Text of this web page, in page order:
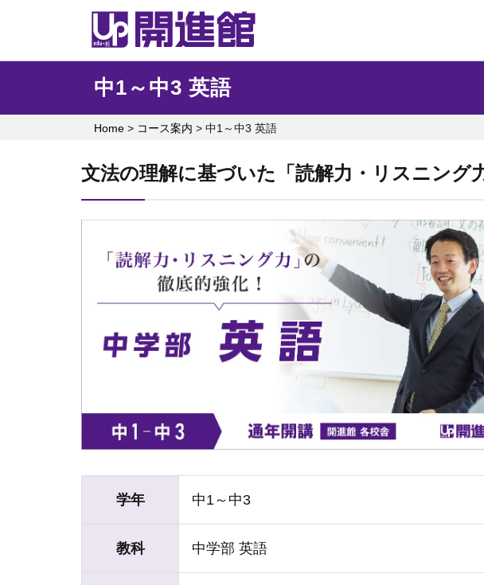
中1～中3 英語
Home > コース案内 > 中1～中3 英語
文法の理解に基づいた「読解力・リスニング
学年 中1～中3
教科 中学部 英語